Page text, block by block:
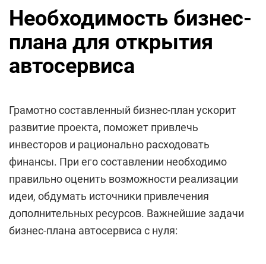
Необходимость бизнес-
плана для открытия
автосервиса
Грамотно составленный бизнес-план ускорит
развитие проекта, поможет привлечь
инвесторов и рационально расходовать
финансы. При его составлении необходимо
правильно оценить возможности реализации
идеи, обдумать источники привлечения
дополнительных ресурсов. Важнейшие задачи
бизнес-плана автосервиса с нуля: